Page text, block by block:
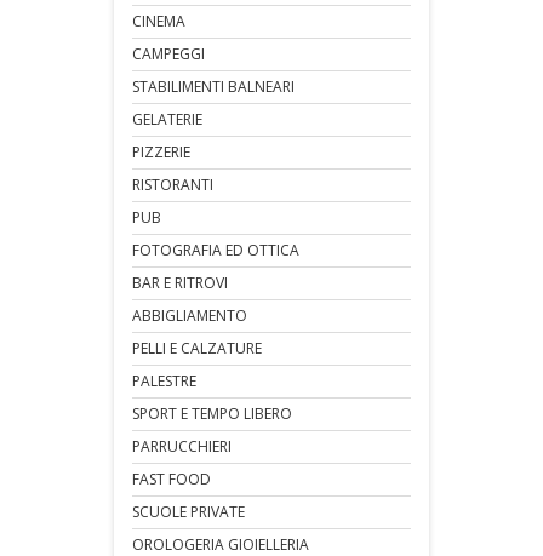
CINEMA
CAMPEGGI
STABILIMENTI BALNEARI
GELATERIE
PIZZERIE
RISTORANTI
PUB
FOTOGRAFIA ED OTTICA
BAR E RITROVI
ABBIGLIAMENTO
PELLI E CALZATURE
PALESTRE
SPORT E TEMPO LIBERO
PARRUCCHIERI
FAST FOOD
SCUOLE PRIVATE
OROLOGERIA GIOIELLERIA